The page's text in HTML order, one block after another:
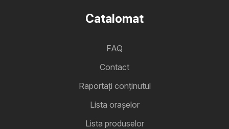
Catalomat
FAQ
Contact
Raportați conținutul
Lista oraşelor
Lista produselor